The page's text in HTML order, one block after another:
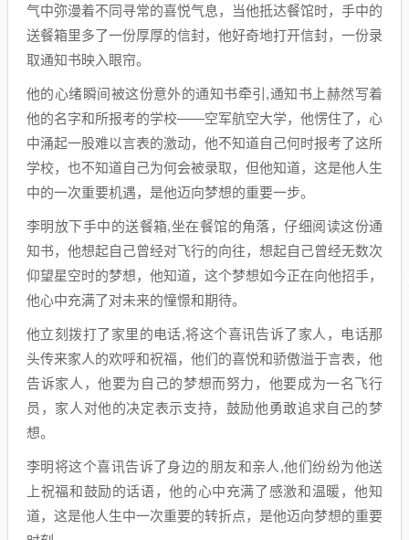
气中弥漫着不同寻常的喜悦气息，当他抵达餐馆时，手中的
送餐箱里多了一份厚厚的信封，他好奇地打开信封，一份录
取通知书映入眼帘。
他的心绪瞬间被这份意外的通知书牵引,通知书上赫然写着
他的名字和所报考的学校——空军航空大学，他愣住了，心
中涌起一股难以言表的激动，他不知道自己何时报考了这所
学校，也不知道自己为何会被录取，但他知道，这是他人生
中的一次重要机遇，是他迈向梦想的重要一步。
李明放下手中的送餐箱,坐在餐馆的角落，仔细阅读这份通
知书，他想起自己曾经对飞行的向往，想起自己曾经无数次
仰望星空时的梦想，他知道，这个梦想如今正在向他招手，
他心中充满了对未来的憧憬和期待。
他立刻拨打了家里的电话,将这个喜讯告诉了家人，电话那
头传来家人的欢呼和祝福，他们的喜悦和骄傲溢于言表，他
告诉家人，他要为自己的梦想而努力，他要成为一名飞行
员，家人对他的决定表示支持，鼓励他勇敢追求自己的梦
想。
李明将这个喜讯告诉了身边的朋友和亲人,他们纷纷为他送
上祝福和鼓励的话语，他的心中充满了感激和温暖，他知
道，这是他人生中一次重要的转折点，是他迈向梦想的重要